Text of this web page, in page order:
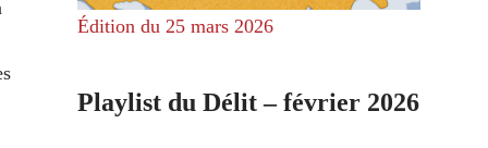
Édition du 25 mars 2026
Playlist du Délit – février 2026